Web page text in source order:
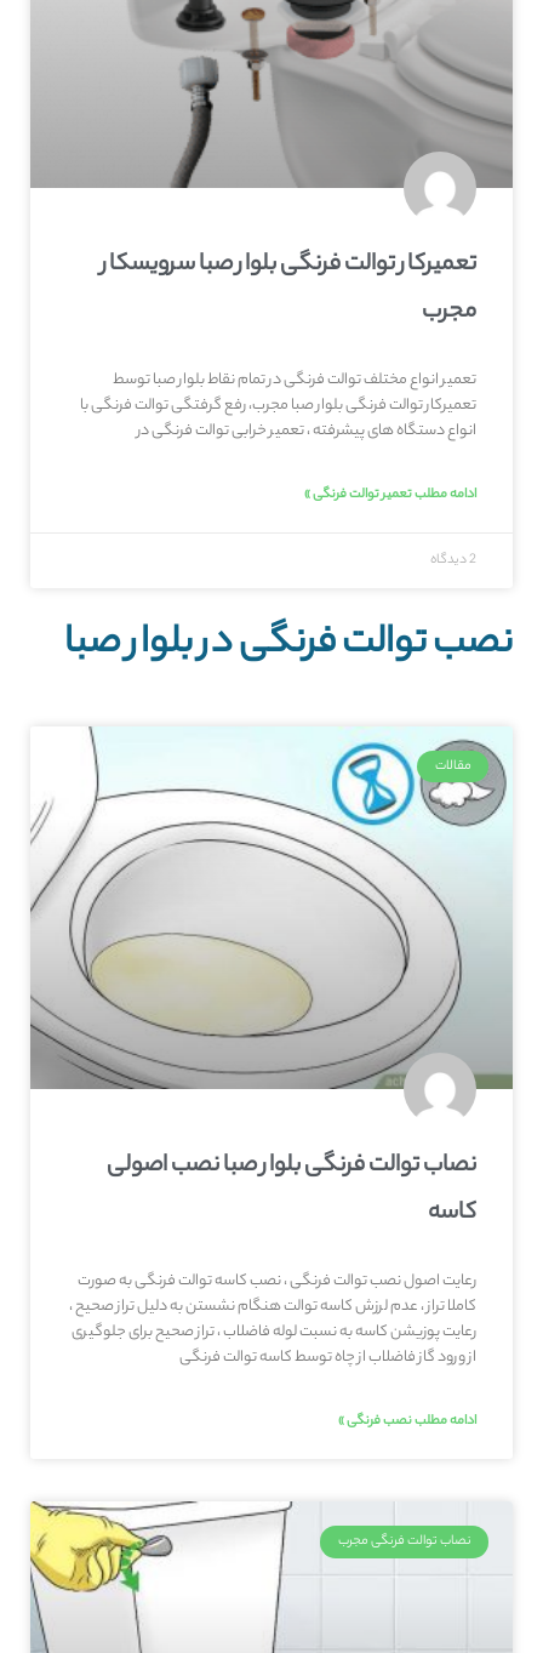
تعمیرکار توالت فرنگی بلوار صبا سرویسکار
مجرب
تعمیر انواع مختلف توالت فرنگی در تمام نقاط بلوار صبا توسط
تعمیرکار توالت فرنگی بلوار صبا مجرب، رفع گرفتگی توالت فرنگی با
انواع دستگاه های پیشرفته ، تعمیر خرابی توالت فرنگی در
ادامه مطلب تعمیر توالت فرنگی »
2 دیدگاه
نصب توالت فرنگی در بلوار صبا
مقالات
نصاب توالت فرنگی بلوار صبا نصب اصولی
کاسه
رعایت اصول نصب توالت فرنگی ، نصب کاسه توالت فرنگی به صورت
کاملا تراز ، عدم لرزش کاسه توالت هنگام نشستن به دلیل تراز صحیح ،
رعایت پوزیشن کاسه به نسبت لوله فاضلاب ، تراز صحیح برای جلوگیری
از ورود گاز فاضلاب از چاه توسط کاسه توالت فرنگی
ادامه مطلب نصب فرنگی »
نصاب توالت فرنگی مجرب